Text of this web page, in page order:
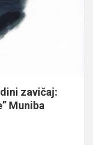
zavičaj:
Muniba